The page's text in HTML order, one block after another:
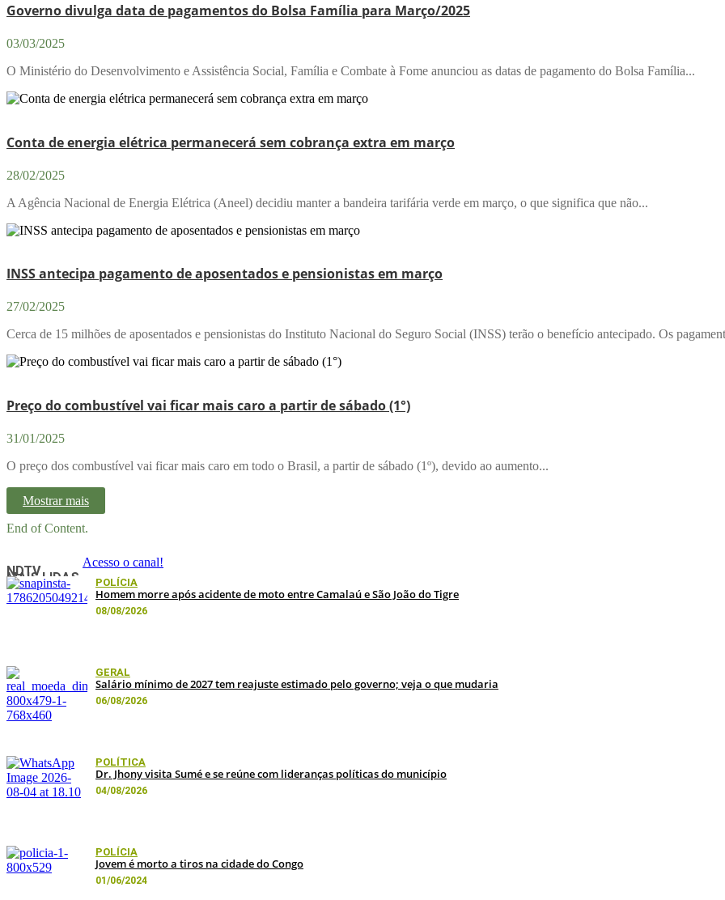
Governo divulga data de pagamentos do Bolsa Família para Março/2025
03/03/2025
O Ministério do Desenvolvimento e Assistência Social, Família e Combate à Fome anunciou as datas de pagamento do Bolsa Família...
Conta de energia elétrica permanecerá sem cobrança extra em março
28/02/2025
A Agência Nacional de Energia Elétrica (Aneel) decidiu manter a bandeira tarifária verde em março, o que significa que não...
INSS antecipa pagamento de aposentados e pensionistas em março
27/02/2025
Cerca de 15 milhões de aposentados e pensionistas do Instituto Nacional do Seguro Social (INSS) terão o benefício antecipado. Os
Preço do combustível vai ficar mais caro a partir de sábado (1°)
31/01/2025
O preço dos combustível vai ficar mais caro em todo o Brasil, a partir de sábado (1º), devido ao aumento...
Mostrar mais
End of Content.
NDTV
Acesso o canal!
MAIS LIDAS POLÍCIA
Homem morre após acidente de moto entre Camalaú e São João do Tigre
08/08/2026
GERAL
Salário mínimo de 2027 tem reajuste estimado pelo governo; veja o que mudaria
06/08/2026
POLÍTICA
Dr. Jhony visita Sumé e se reúne com lideranças políticas do município
04/08/2026
POLÍCIA
Jovem é morto a tiros na cidade do Congo
01/06/2024